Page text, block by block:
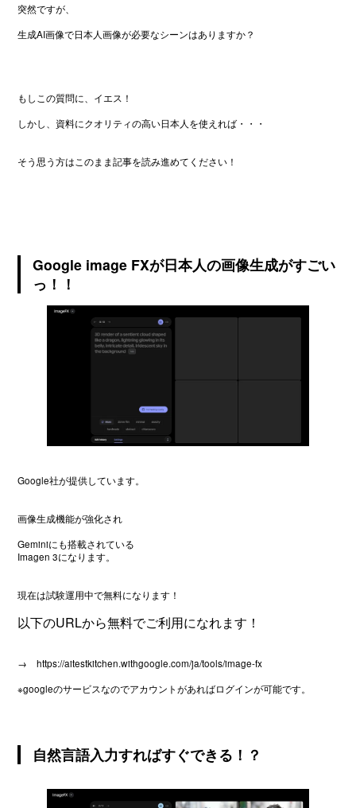
突然ですが、
生成AI画像で日本人画像が必要なシーンはありますか？
もしこの質問に、イエス！
しかし、資料にクオリティの高い日本人を使えれば・・・
そう思う方はこのまま記事を読み進めてください！
Google image FXが日本人の画像生成がすごい
っ！！
Google社が提供しています。
画像生成機能が強化され
Geminiにも搭載されている
Imagen 3になります。
現在は試験運用中で無料になります！
以下のURLから無料でご利用になれます！
→https://aitestkitchen.withgoogle.com/ja/tools/image-fx
※googleのサービスなのでアカウントがあればログインが可能です。
自然言語入力すればすぐできる！？